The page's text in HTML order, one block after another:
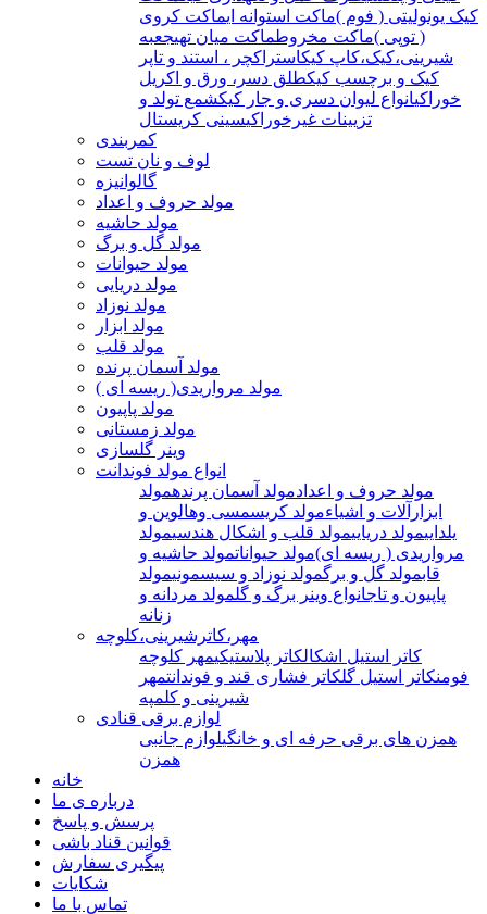
کیک یونولیتی ( فوم )ماکت استوانه ایماکت کروی
( توپی )ماکت مخروطماکت میان تهیجعبه
شیرینی،کیک،کاپ کیکاستراکچر ، استند و تاپر
کیک و برچسب کیکطلق دسر، ورق و اکریل
خوراکیانواع لیوان دسری و جار کیکشمع تولد و
تزیینات غیرخوراکیسینی کریستال
کمربندی
لوف و نان تست
گالوانیزه
مولد حروف و اعداد
مولد حاشیه
مولد گل و برگ
مولد حیوانات
مولد دریایی
مولد نوزاد
مولد ابزار
مولد قلب
مولد آسمان پرنده
مولد مرواریدی( ریسه ای )
مولد پاپیون
مولد زمستانی
وینر گلسازی
انواع مولد فوندانت
مولد حروف و اعدادمولد آسمان پرندهمولد
ابزارآلات و اشیاءمولد کریسمسی وهالوین و
یلداییمولد دریاییمولد قلب و اشکال هندسیمولد
مرواریدی ( ریسه ای)مولد حیواناتمولد حاشیه و
قابمولد گل و برگمولد نوزاد و سیسمونیمولد
پاپیون و تاجانواع وینر برگ و گلمولد مردانه و
زنانه
مهر،کاترشیرینی،کلوچه
کاتر استیل اشکالکاتر پلاستیکیمهر کلوچه
فومنکاتر استیل گلکاتر فشاری قند و فوندانتمهر
شیرینی و کلمپه
لوازم برقی قنادی
همزن های برقی حرفه ای و خانگیلوازم جانبی
همزن
خانه
درباره ی ما
پرسش و پاسخ
قوانین قناد باشی
پیگیری سفارش
شکایات
تماس با ما